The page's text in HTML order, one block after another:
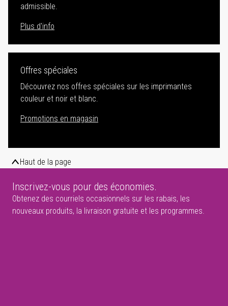
admissible.
Plus d'info
Offres spéciales
Découvrez nos offres spéciales sur les imprimantes
couleur et noir et blanc.
Promotions en magasin
Haut de la page
Inscrivez-vous pour des économies.
Obtenez des courriels occasionnels sur les rabais, les
nouveaux produits, la livraison gratuite et les programmes.